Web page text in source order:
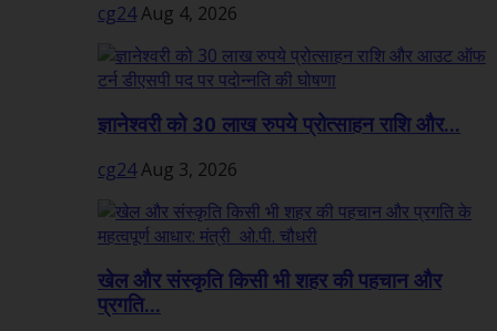
cg24Aug 4, 2026
ज्ञानेश्वरी को 30 लाख रुपये प्रोत्साहन राशि और...
cg24Aug 3, 2026
खेल और संस्कृति किसी भी शहर की पहचान और
प्रगति...